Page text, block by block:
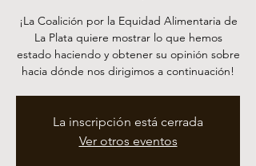
¡La Coalición por la Equidad Alimentaria de
La Plata quiere mostrar lo que hemos
estado haciendo y obtener su opinión sobre
hacia dónde nos dirigimos a continuación!
La inscripción está cerrada
Ver otros eventos